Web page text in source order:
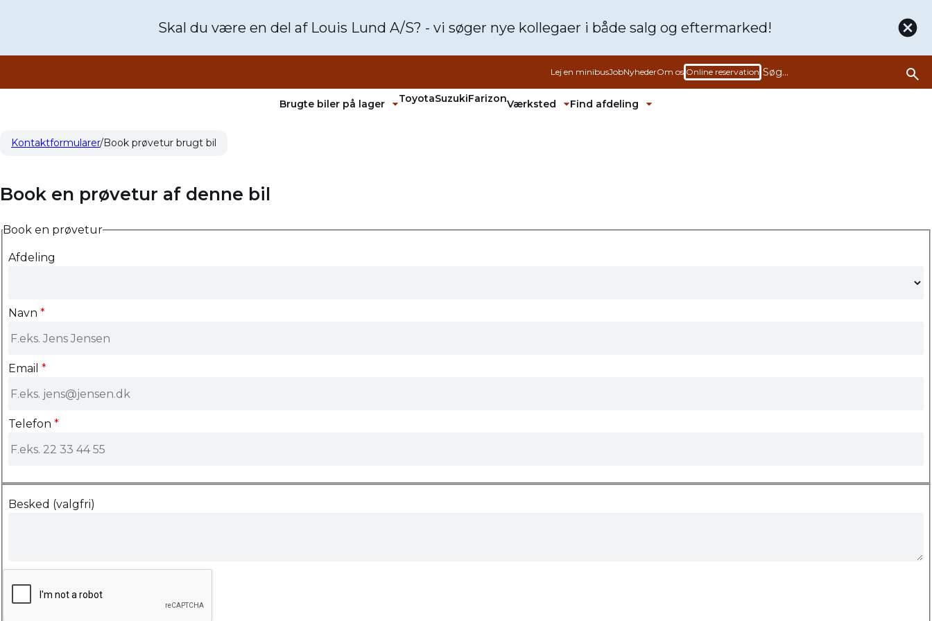
Skal du være en del af Louis Lund A/S? - vi søger nye kollegaer i både salg og eftermarked!
Lej en minibusJobNyhederOm os Online reservation
Brugte biler på lager ToyotaSuzukiFarizonVærksted
Fold undermenu ud
Find afdeling
Kontaktformularer Book prøvetur brugt bil
Book en prøvetur af denne bil
Book en prøvetur
Afdeling
Navn *
Email *
Telefon *
Besked (valgfri)